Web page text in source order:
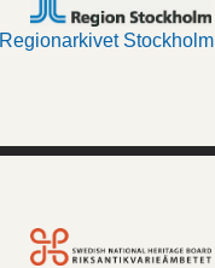
Regionarkivet Stockholm